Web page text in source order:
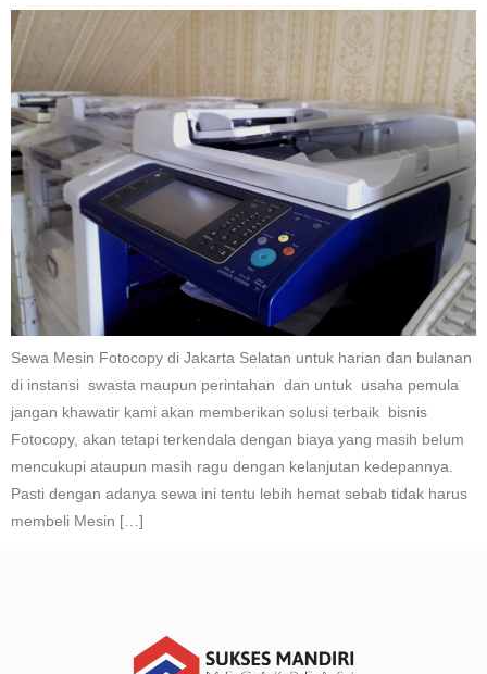
Sewa Mesin Fotocopy di Jakarta Selatan untuk harian dan bulanan
di instansi swasta maupun perintahan dan untuk usaha pemula
jangan khawatir kami akan memberikan solusi terbaik bisnis
Fotocopy, akan tetapi terkendala dengan biaya yang masih belum
mencukupi ataupun masih ragu dengan kelanjutan kedepannya.
Pasti dengan adanya sewa ini tentu lebih hemat sebab tidak harus
membeli Mesin […]